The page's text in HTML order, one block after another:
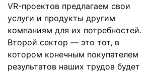
VR-проектов предлагаем свои
услуги и продукты другим
компаниям для их потребностей.
Второй сектор — это тот, в
котором конечным покупателем
результатов наших трудов будет